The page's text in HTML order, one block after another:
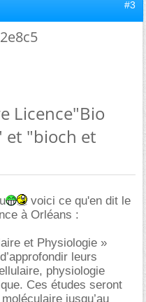
#3
Licence"Bio
et "bioch et
voici ce qu'en dit le
à Orléans :
et Physiologie »
leurs
physiologie
Ces études seront
jusqu’au